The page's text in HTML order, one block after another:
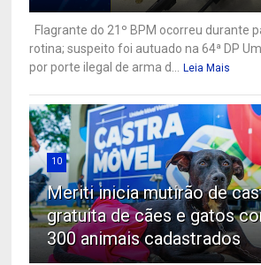
Flagrante do 21º BPM ocorreu durante
rotina; suspeito foi autuado na 64ª DP
por porte ilegal de arma d... Leia Mais
10
Meriti inicia mutirão de
gratuita de cães e gatos
300 animais cadastrados